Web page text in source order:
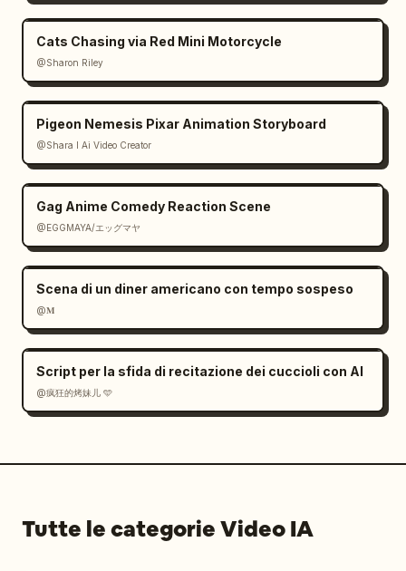
Cats Chasing via Red Mini Motorcycle
@Sharon Riley
Pigeon Nemesis Pixar Animation Storyboard
@Shara I Ai Video Creator
Gag Anime Comedy Reaction Scene
@EGGMAYA/エッグマヤ
Scena di un diner americano con tempo sospeso
@𝐌
Script per la sfida di recitazione dei cuccioli con AI
@疯狂的烤妹儿 🩵
Tutte le categorie Video IA